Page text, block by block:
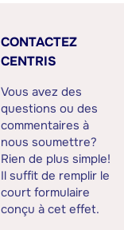
CONTACTEZ
CENTRIS
Vous avez des
questions ou des
commentaires à
nous soumettre?
Rien de plus simple!
Il suffit de remplir le
court formulaire
conçu à cet effet.